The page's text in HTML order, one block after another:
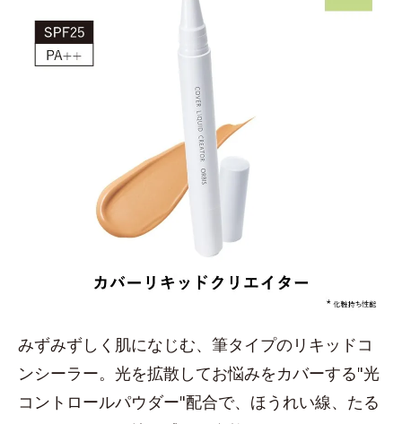
みずみずしく肌になじむ、筆タイプのリキッドコ
ンシーラー。光を拡散してお悩みをカバーする"光
コントロールパウダー"配合で、ほうれい線、たる